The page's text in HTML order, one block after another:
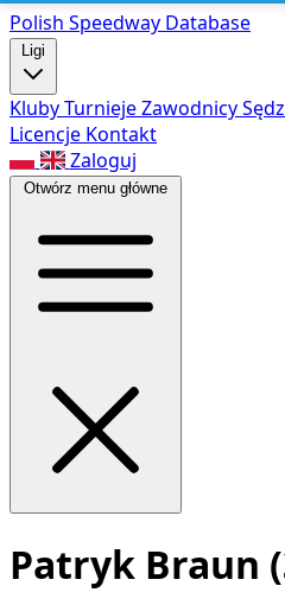
Polish Speedway Database
Ligi
KlubyTurniejeZawodnicy
Licencje Kontakt
Zaloguj
Otwórz menu główne
Patryk Braun